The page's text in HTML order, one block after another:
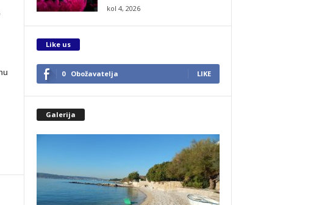
kol 4, 2026
Like us
0 Obožavatelja LIKE
Galerija